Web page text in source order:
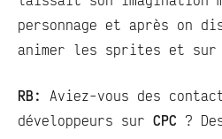
personnage et après on
animer les sprites et
RB:
Aviez-vous des
développeurs sur CPC ?